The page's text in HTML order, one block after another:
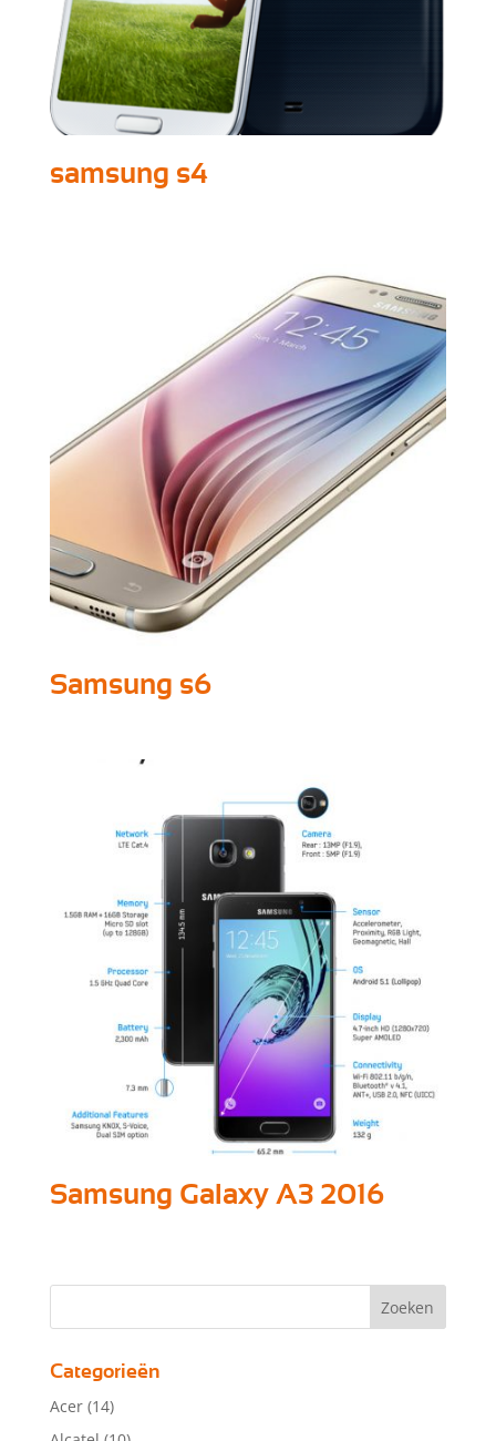
samsung s4
Samsung s6
Samsung Galaxy A3 2016
Categorieën
Acer (14)